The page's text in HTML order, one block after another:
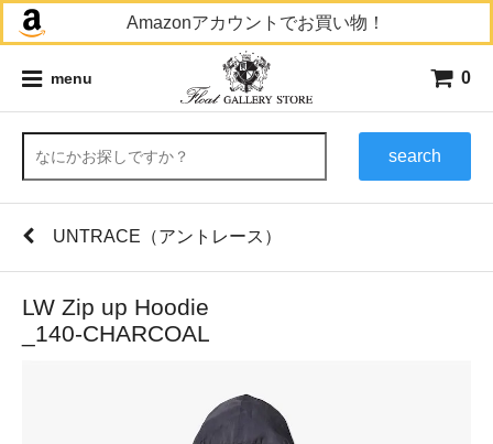
Amazonアカウントでお買い物！
menu 0
search
UNTRACE（アントレース）
LW Zip up Hoodie
_140-CHARCOAL